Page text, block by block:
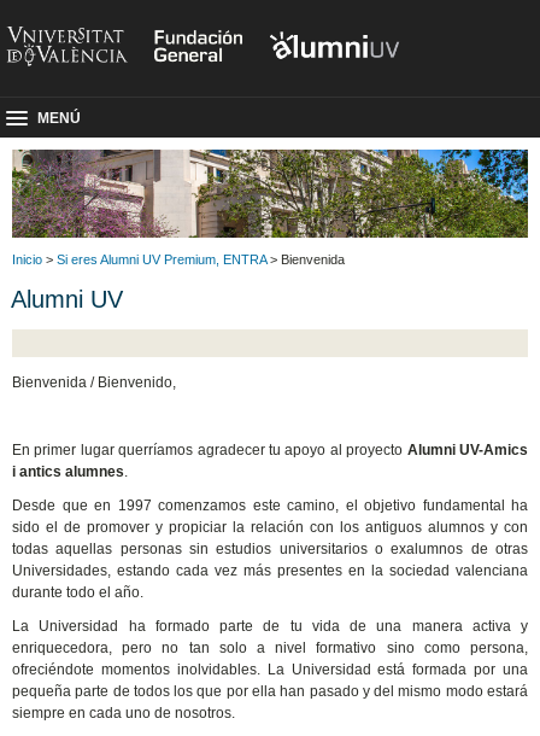
MENÚ
Inicio > Si eres Alumni UV Premium, ENTRA> Bienvenida
Alumni UV
Bienvenida / Bienvenido,
En primer lugar querríamos agradecer tu apoyo al proyecto Alumni UV-Amics
i antics alumnes
Desde que en 1997 comenzamos este camino, el objetivo fundamental ha
sido el de promover y propiciar la relación con los antiguos alumnos y con
todas aquellas personas sin estudios universitarios o exalumnos de otras
Universidades, estando cada vez más presentes en la sociedad valenciana
durante todo el año.
La Universidad ha formado parte de tu vida de una manera activa y
enriquecedora, pero no tan solo a nivel formativo sino como persona,
ofreciéndote momentos inolvidables. La Universidad está formada por una
pequeña parte de todos los que por ella han pasado y del mismo modo estará
siempre en cada uno de nosotros.